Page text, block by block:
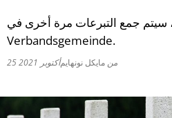
سيتم جمع التبرعات مرة أخرى في
Verbandsgemeinde.
25 أكتوبر 2021 من مايكل نونهايم